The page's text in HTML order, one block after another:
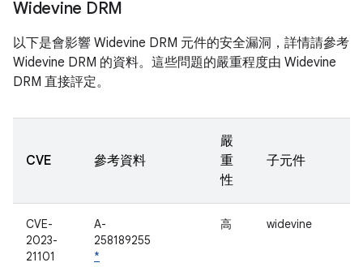
Widevine DRM
以下是會影響 Widevine DRM 元件的安全漏洞，詳情請參考
Widevine DRM 的資料。這些問題的嚴重程度由 Widevine
DRM 直接評定。
CVE 參考資料
嚴
重
性
子元件
CVE-
2023-
21101
A-
258189255
*
高 widevine